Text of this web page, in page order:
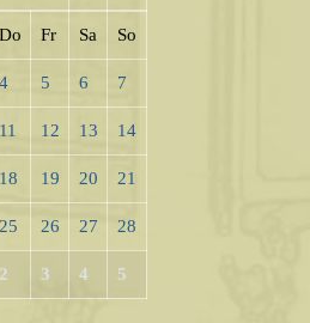
Do Fr Sa So
4 5 6 7
11 12 13 14
18 19 20 21
25 26 27 28
2 3 4 5